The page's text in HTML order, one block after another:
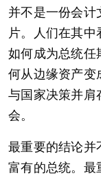
并不是一份会计
片。人们在其中
如何成为总统任
何从边缘资产变
与国家决策并肩
会。
最重要的结论并
富有的总统。最